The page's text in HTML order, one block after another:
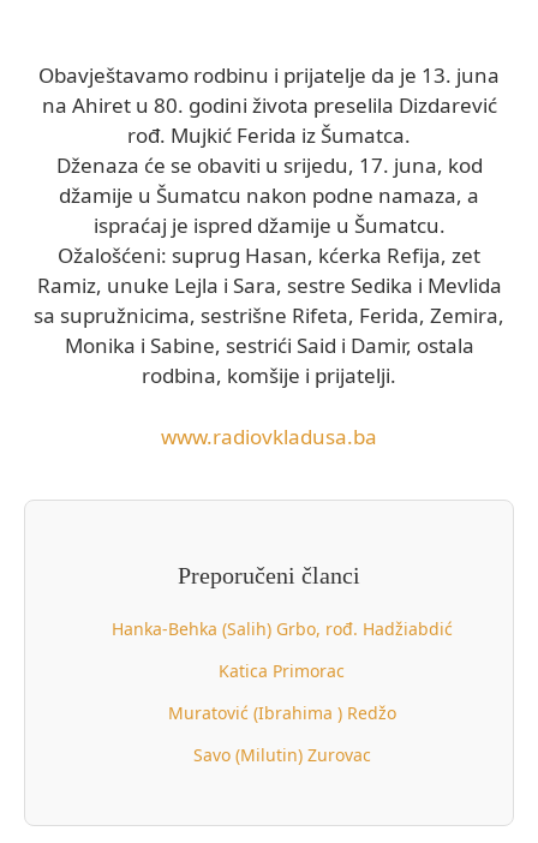
Obavještavamo rodbinu i prijatelje da je 13. juna
na Ahiret u 80. godini života preselila Dizdarević
rođ. Mujkić Ferida iz Šumatca.
Dženaza će se obaviti u srijedu, 17. juna, kod
džamije u Šumatcu nakon podne namaza, a
ispraćaj je ispred džamije u Šumatcu.
Ožalošćeni: suprug Hasan, kćerka Refija, zet
Ramiz, unuke Lejla i Sara, sestre Sedika i Mevlida
sa supružnicima, sestrišne Rifeta, Ferida, Zemira,
Monika i Sabine, sestrići Said i Damir, ostala
rodbina, komšije i prijatelji.
www.radiovkladusa.ba
Preporučeni članci
Hanka-Behka (Salih) Grbo, rođ. Hadžiabdić
Katica Primorac
Muratović (Ibrahima ) Redžo
Savo (Milutin) Zurovac